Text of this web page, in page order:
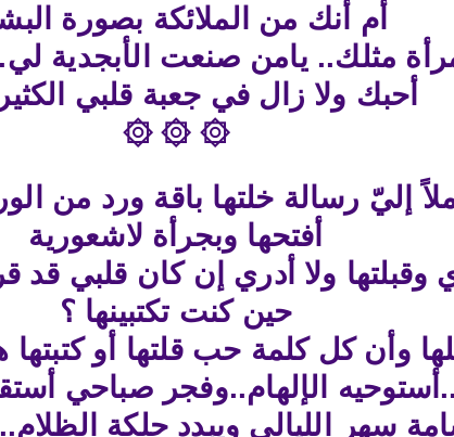
أم أنك من الملائكة بصورة
مثلك.. يامن صنعت الأبجدية
أحبك ولا زال في جعبة قلبي
۞ ۞ ۞
إليّ رسالة خلتها باقة ورد من
أفتحها وبجرأة لاشعورية
وقبلتها ولا أدري إن كان قلبي
حين كنت تكتبينها ؟
وأن كل كلمة حب قلتها أو
الإلهام..وفجر صباحي
سهر الليالي ويبدد حلكة